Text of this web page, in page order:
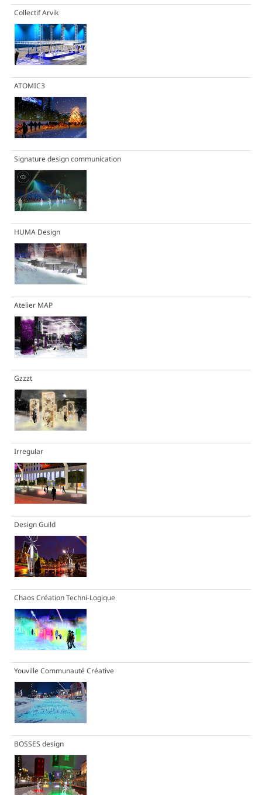
Collectif Arvik
ATOMIC3
Signature design communication
HUMA Design
Atelier MAP
Gzzzt
Irregular
Design Guild
Chaos Création Techni-Logique
Youville Communauté Créative
BOSSES design